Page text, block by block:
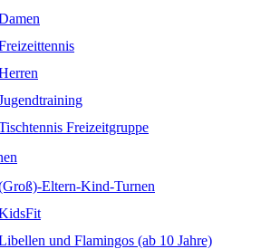
Freizeitgruppe
Eltern-Kind-Turnen
und Flamingos (ab 10 Jahre)